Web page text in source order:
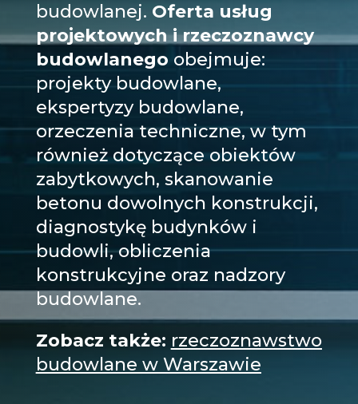
budowlanej. Oferta usług
projektowych irzeczoznawcy
budowlanego obejmuje:
projekty budowlane,
ekspertyzy budowlane,
orzeczenia techniczne, w tym
również dotyczące obiektów
zabytkowych, skanowanie
betonu dowolnych konstrukcji,
diagnostykę budynków i
budowli, obliczenia
konstrukcyjne oraz nadzory
budowlane.
Zobacz także: rzeczoznawstwo
budowlane w Warszawie